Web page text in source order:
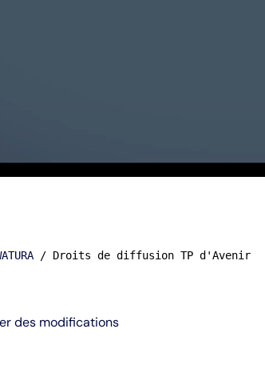
/ Droits de diffusion TP d'Avenir
des modifications